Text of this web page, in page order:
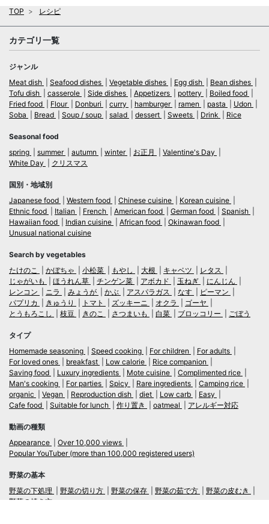
TOP レシピ
カテゴリ一覧
ジャンル
Meat dish
Seafood dishes Vegetable dishes Egg dish
Bean dishes
Tofu dish
casserole Side dishes Appetizers pottery
Boiled food
Fried food
Flour Donburi curry hamburger ramen pasta
Udon
Soba
Bread Soup / soup salad dessert Sweets Drink Rice
Seasonal food
spring
summer autumn winter お正月
Valentine's Day
White Day
クリスマス
国別・地域別
Japanese food
Western food Chinese cuisine
Korean cuisine
Ethnic food
Italian French American food German food
Spanish
Hawaiian food
Indian cuisine African food
Okinawan food
Unusual national cuisine
Search by vegetables
たけのこ
かぼちゃ 小松菜 もやし 大根 キャベツ
レタス
じゃがいも
ほうれん草 チンゲン菜 アボカド 玉ねぎ
にんじん
レンコン
ニラ みょうが かぶ アスパラガス なす
ピーマン
パプリカ
きゅうり トマト ズッキーニ オクラ
ゴーヤ
とうもろこし
枝豆 きのこ さつまいも 白菜 ブロッコリー ごぼう
タイプ
Homemade seasoning
Speed cooking For children
For adults
For loved ones
breakfast Low calorie
Rice companion
Saving food
Luxury ingredients Mote cuisine
Complimented rice
Man's cooking
For parties Spicy Rare ingredients
Camping rice
organic
Vegan Reproduction dish diet Low carb
Easy
Cafe food
Suitable for lunch 作り置き oatmeal アレルギー対応
動画の種類
Appearance
Over 10,000 views
Popular YouTuber (more than 100,000 registered users)
野菜の基本
野菜の下処理
野菜の切り方 野菜の保存 野菜の茹で方
野菜の皮むき
野菜の焼き方